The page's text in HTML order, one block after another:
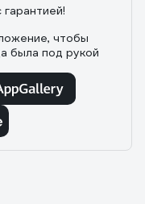
чтобы
была под рукой